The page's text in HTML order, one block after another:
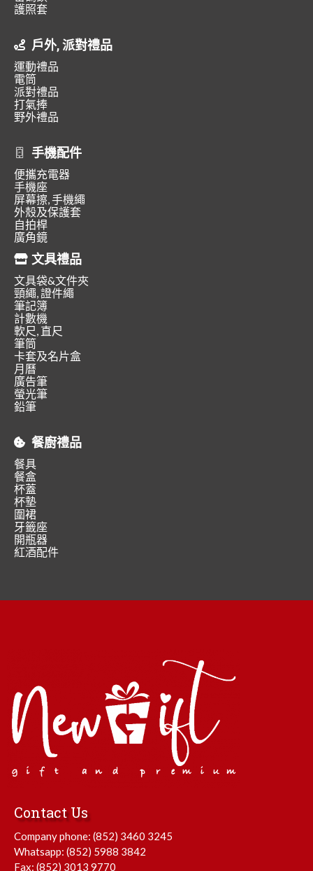
護照套
戶外, 派對禮品
運動禮品
電筒
派對禮品
打氣捧
野外禮品
手機配件
便攜充電器
手機座
屏幕擦, 手機繩
外殼及保護套
自拍桿
廣角鏡
文具禮品
文具袋&文件夾
頸繩, 證件繩
筆記簿
計數機
軟尺, 直尺
筆筒
卡套及名片盒
月曆
廣告筆
螢光筆
鉛筆
餐廚禮品
餐具
餐盒
杯蓋
杯墊
圍裙
牙籤座
開瓶器
紅酒配件
Contact Us
Company phone: (852) 3460 3245
Whatsapp: (852) 5988 3842
Fax: (852) 3013 9770